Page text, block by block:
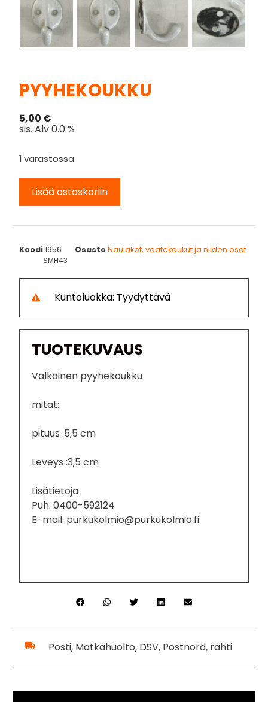
PYYHEKOUKKU
5,00 €
sis. Alv 0.0 %
1 varastossa
Lisää ostoskoriin
Koodi1956 OsastoNaulakot, vaatekoukut ja niiden osat
SMH43
Kuntoluokka: Tyydyttävä
TUOTEKUVAUS
Valkoinen pyyhekoukku
mitat:
pituus :5,5 cm
Leveys :3,5 cm
Lisätietoja
Puh. 0400-592124
E-mail: purkukolmio@purkukolmio.fi
Posti, Matkahuolto, DSV, Postnord, rahti